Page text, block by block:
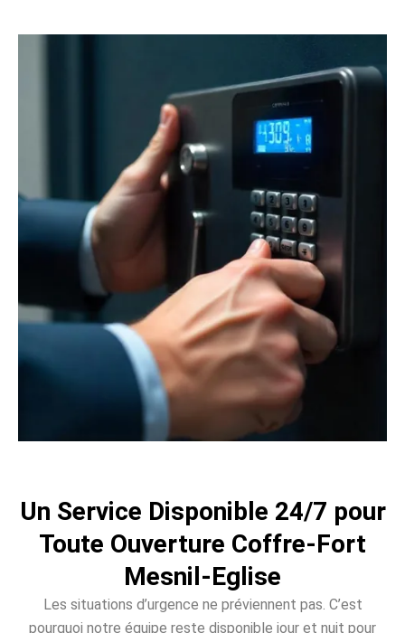
Un Service Disponible 24/7 pour
Toute Ouverture Coffre-Fort
Mesnil-Eglise
Les situations d’urgence ne préviennent pas. C’est
pourquoi notre équipe reste disponible jour et nuit pour